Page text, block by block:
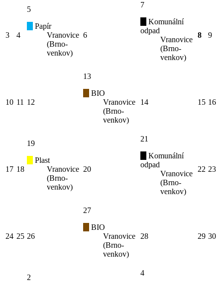
3 4
5
Papír
Vranovice
(Brno-
venkov)
6
7
Komunální
odpad
Vranovice
(Brno-
venkov)
8 9
10 11 12
13
BIO
Vranovice
(Brno-
venkov)
14 15 16
17 18
19
Plast
Vranovice
(Brno-
venkov)
20
21
Komunální
odpad
Vranovice
(Brno-
venkov)
22 23
24 25 26
27
BIO
Vranovice
(Brno-
venkov)
28 29 30
2
4